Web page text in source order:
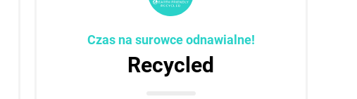
Czas na surowce odnawialne!
Recycled